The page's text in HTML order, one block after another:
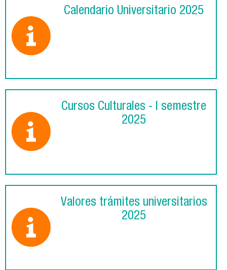
Calendario Universitario 2025
Cursos Culturales - I semestre
2025
Valores trámites universitarios
2025